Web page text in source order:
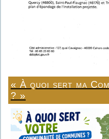
« À quoi sert ma
? »